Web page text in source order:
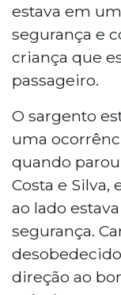
estava em
segurança e
criança que
passageiro.
O sargento
uma
quando
Costa e
ao lado
segurança.
direção ao